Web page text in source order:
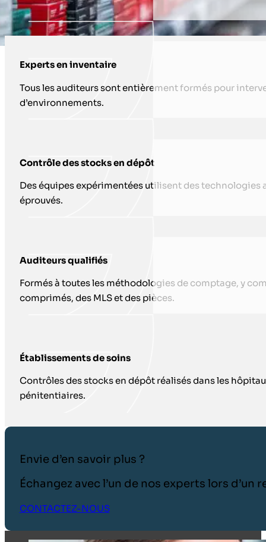
COMMENT NOUS VOUS AIDONS AVEC
Experts en inventaire
Tous les auditeurs sont entièrement formés pour
d’environnements.
Contrôle des stocks en dépôt
Des équipes expérimentées utilisent des technologies
éprouvés.
Auditeurs qualifiés
Formés à toutes les méthodologies de comptage, y
comprimés, des MLS et des pièces.
Établissements de soins
Contrôles des stocks en dépôt réalisés dans les
pénitentiaires.
Envie d’en savoir plus ?
Échangez avec l’un de nos experts lors
CONTACTEZ-NOUS